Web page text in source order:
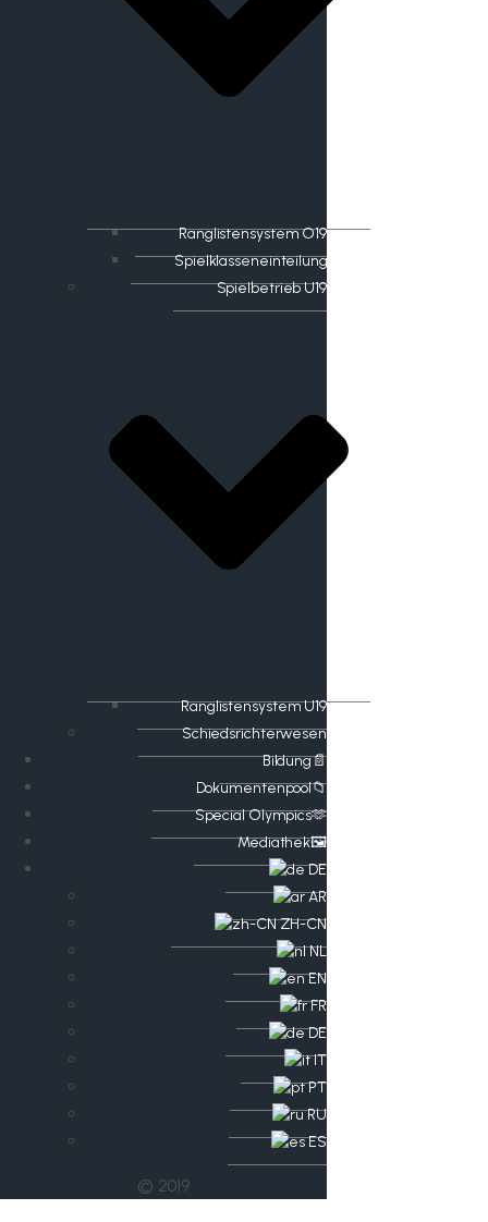
Ranglistensystem O19
Spielklasseneinteilung
Spielbetrieb U19
Ranglistensystem U19
Schiedsrichterwesen
Bildung📄
Dokumentenpool📁
​​Special Olympics🫶
Mediathek🖼️​
DE
AR
ZH-CN
NL
EN
FR
DE
IT
PT
RU
ES
© 2019